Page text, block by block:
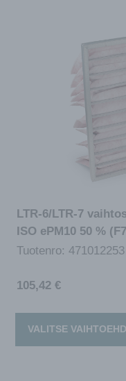
LTR-6/LTR-7
ISO ePM10 50 %
Tuotenro: 471012253
105,42 €
VALITSE